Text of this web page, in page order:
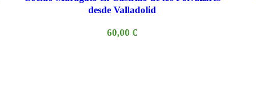
desde Valladolid
60,00 €